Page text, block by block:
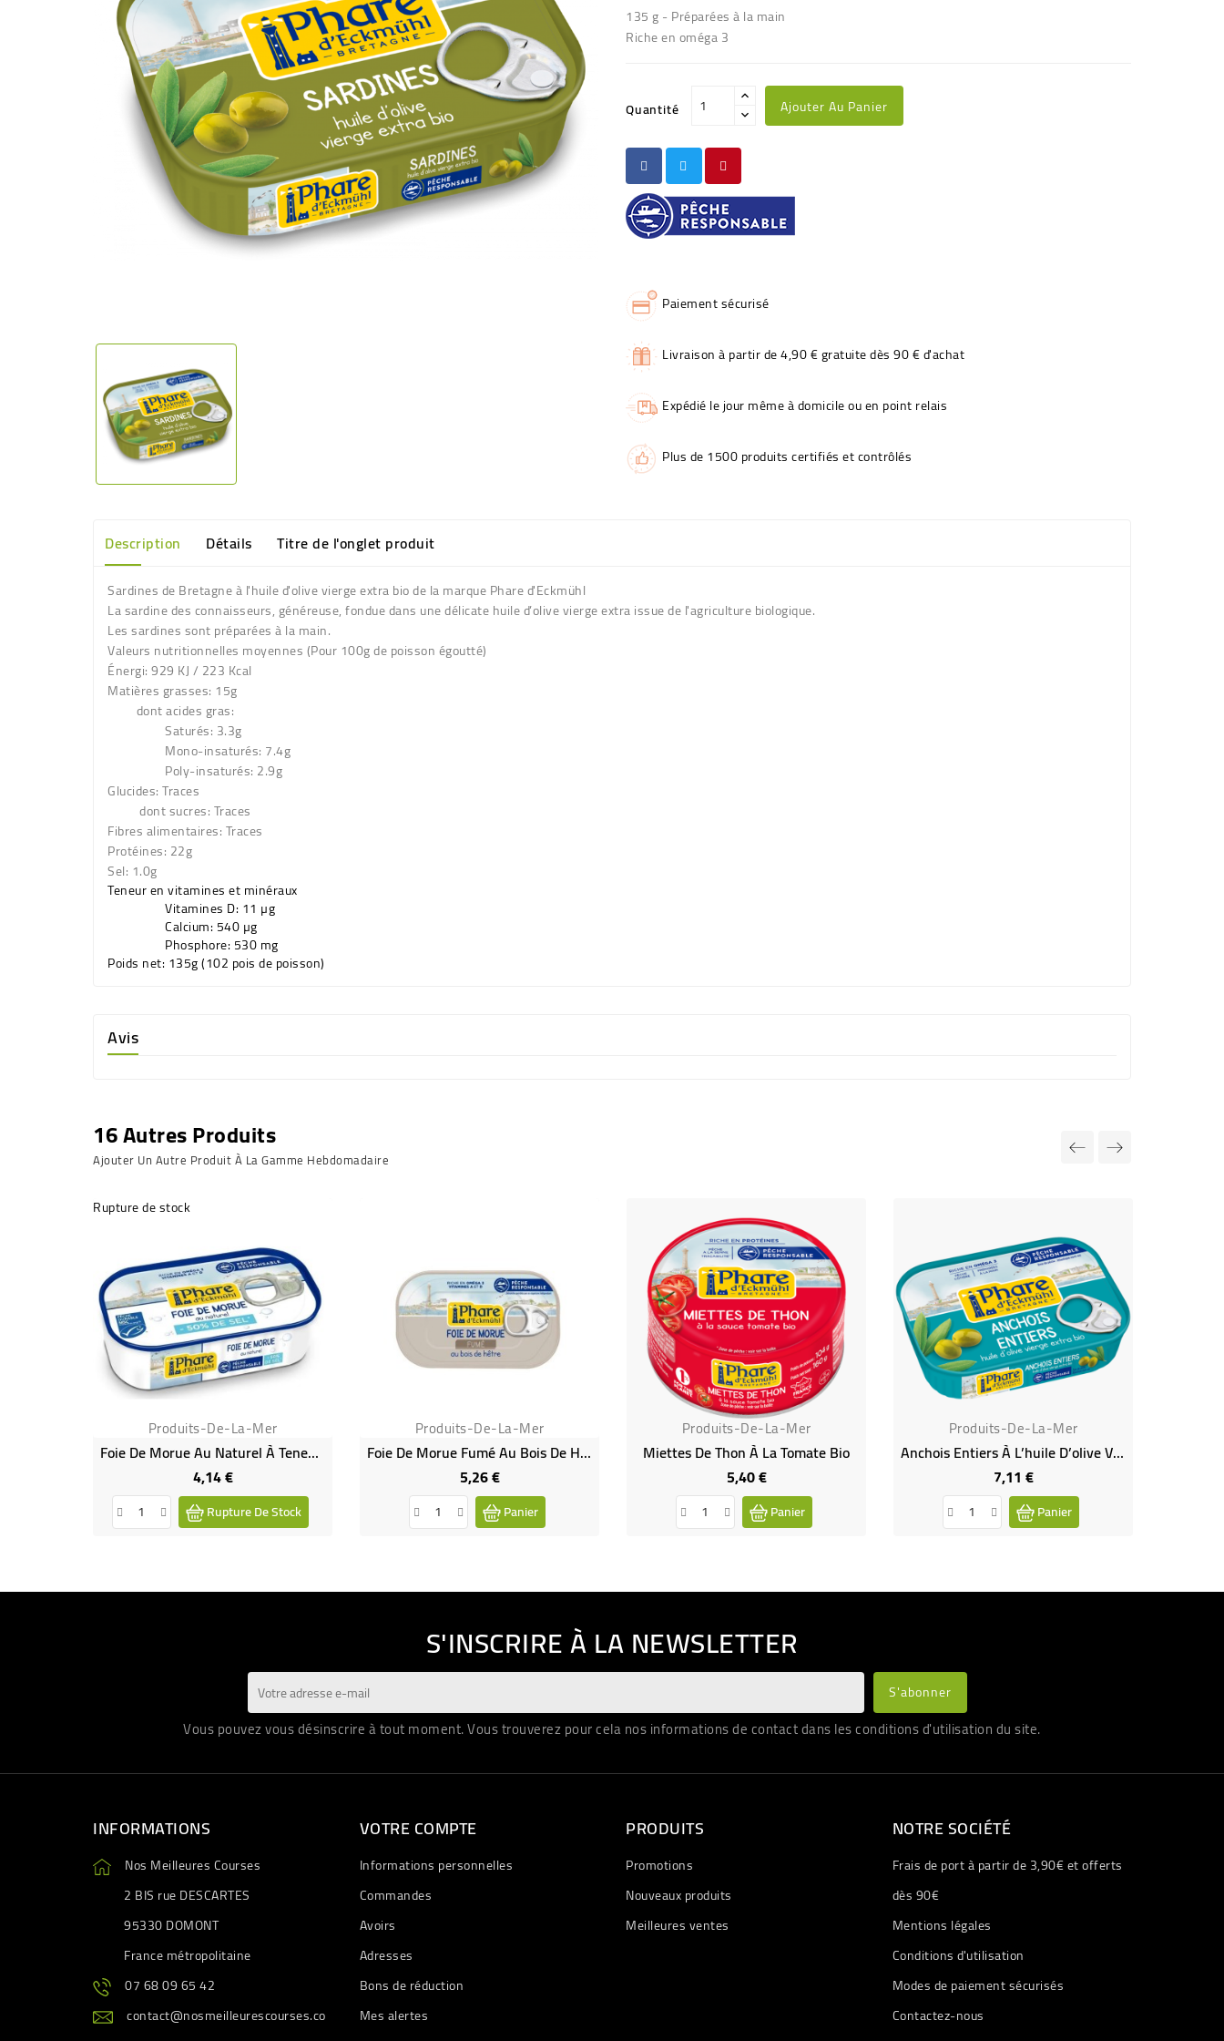
135 g - Préparées à la main
Riche en oméga 3
Quantité Ajouter Au Panier
Paiement sécurisé
Livraison à partir de 4,90 € gratuite dès 90 € d'achat
Expédié le jour même à domicile ou en point relais
Plus de 1500 produits certifiés et contrôlés
Description Détails Titre de l'onglet produit
Sardines de Bretagne à l'huile d'olive vierge extra bio de la marque Phared'Eckmühl
La sardine des connaisseurs, généreuse, fondue dans une délicate huile d’olive vierge extra issue de l'agriculture biologique.
Les sardines sont préparées à la main.
Valeurs nutritionnelles moyennes(Pour 100g de poisson égoutté)
Énergi: 929 KJ / 223 Kcal
Matières grasses: 15g
dont acides gras:
Saturés: 3.3g
Mono-insaturés: 7.4g
Poly-insaturés: 2.9g
Glucides: Traces
dont sucres: Traces
Fibres alimentaires: Traces
Protéines: 22g
Sel: 1.0g
Teneur en vitamines et minéraux
Vitamines D: 11 µg
Calcium: 540 µg
Phosphore: 530 mg
Poids net: 135g (102 pois de poisson)
Avis
16 Autres Produits
Ajouter Un Autre Produit À La Gamme Hebdomadaire
Rupture de stock
Produits-De-La-Mer
Foie De Morue Au Naturel À Teneur Réduite En Sel
4,14 €Prix
Rupture De Stock
Produits-De-La-Mer
Foie De Morue Fumé Au Bois De Hêtre
5,26 €Prix
Panier
Produits-De-La-Mer
Miettes De Thon À La Tomate Bio
5,40 €Prix
Panier
Produits-De-La-Mer
Anchois Entiers À L’huile D’olive Vierge Extra Bio
7,11 €Prix
Panier
S'INSCRIRE À LA NEWSLETTER
Vous pouvez vous désinscrire à tout moment. Vous trouverez pour cela nos informations de contact dans les conditions d'utilisation du site.
INFORMATIONS
Nos Meilleures Courses
2 BIS rue DESCARTES
95330 DOMONT
France métropolitaine
07 68 09 65 42
contact@nosmeilleurescourses.co
VOTRE COMPTE
Informations personnelles
Commandes
Avoirs
Adresses
Bons de réduction
Mes alertes
PRODUITS
Promotions
Nouveaux produits
Meilleures ventes
NOTRE SOCIÉTÉ
Frais de port à partir de 3,90€ et offerts
dès 90€
Mentions légales
Conditions d'utilisation
Modes de paiement sécurisés
Contactez-nous